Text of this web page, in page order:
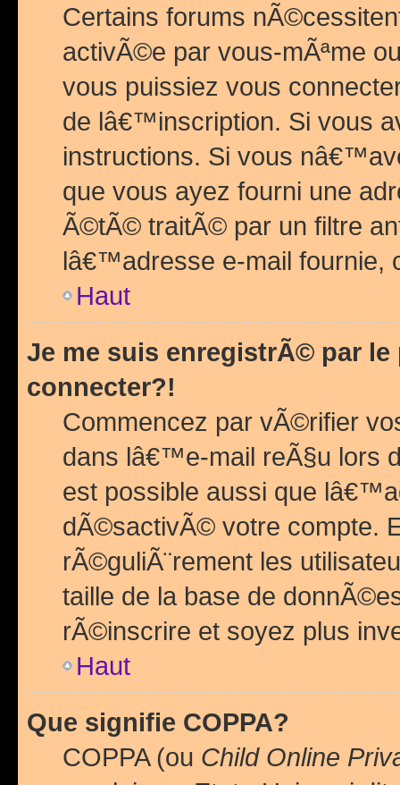
Certains forums
activÃ©e par vous-mÃªme
vous puissiez vous
de lâ€™inscription. Si vous
instructions. Si vous
que vous ayez fourni une
Ã©tÃ© traitÃ© par un filtre
lâ€™adresse e-mail fournie,
Haut
Je me suis enregistrÃ© par
connecter?!
Commencez par vÃ©rifier
dans lâ€™e-mail reÃ§u lors
est possible aussi que
dÃ©sactivÃ© votre compte.
rÃ©guliÃ¨rement les
taille de la base de
rÃ©inscrire et soyez plus
Haut
Que signifie COPPA?
COPPA (ou Child Online